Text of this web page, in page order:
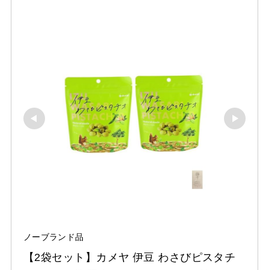
ノーブランド品
【2袋セット】カメヤ 伊豆 わさびピスタチ